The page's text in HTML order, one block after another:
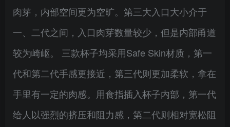
肉芽，内部空间更为空旷。第三大入口大小介于
一、二代之间，入口肉芽数量较少，但是内部甬道
较为崎岖。 三款杯子均采用Safe Skin材质，第一
代和第二代手感更接近，第三代则更加柔软，拿在
手里有一定的肉感。用食指插入杯子内部，第一代
给人以强烈的挤压和阻力感，第二代则相对宽松阻